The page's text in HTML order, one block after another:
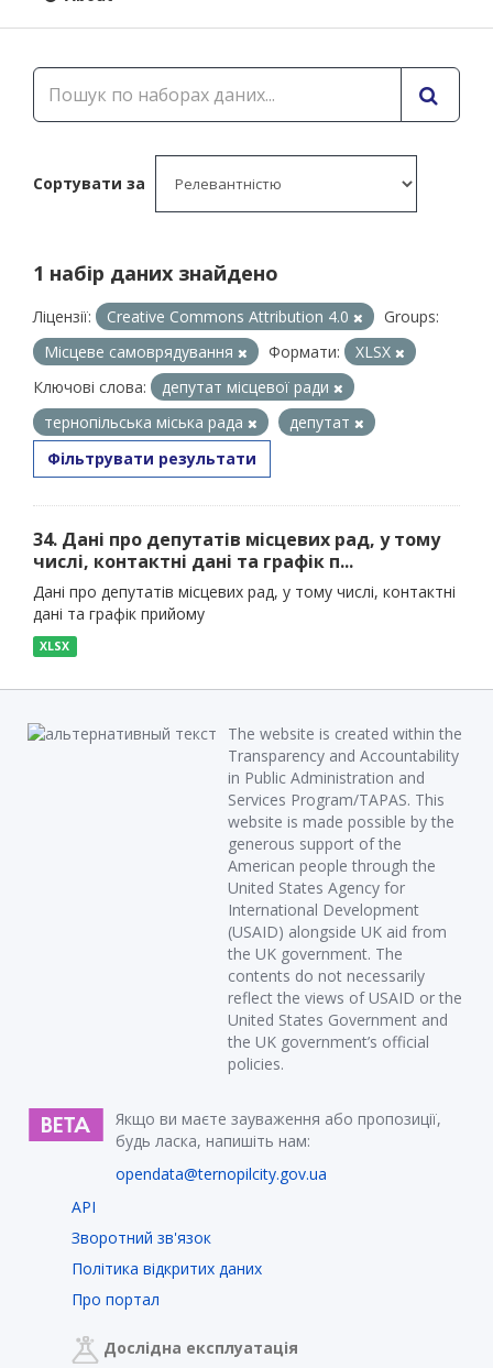
Сортувати за
1 набір даних знайдено
Ліцензії: Creative Commons Attribution 4.0
Groups:
Місцеве самоврядування
Формати:
XLSX
Ключові слова:
депутат місцевої ради
тернопільська міська рада
депутат
Фільтрувати результати
34. Дані про депутатів місцевих рад, у тому
числі, контактні дані та графік п...
Дані про депутатів місцевих рад, у тому числі, контактні
дані та графік прийому
XLSX
The website is created within the
Transparency and Accountability
in Public Administration and
Services Program/TAPAS. This
website is made possible by the
generous support of the
American people through the
United States Agency for
International Development
(USAID) alongside UK aid from
the UK government. The
contents do not necessarily
reflect the views of USAID or the
United States Government and
the UK government’s official
policies.
Якщо ви маєте зауваження або пропозиції,
будь ласка, напишіть нам:
opendata@ternopilcity.gov.ua
API
Зворотний зв'язок
Політика відкритих даних
Про портал
Дослідна експлуатація